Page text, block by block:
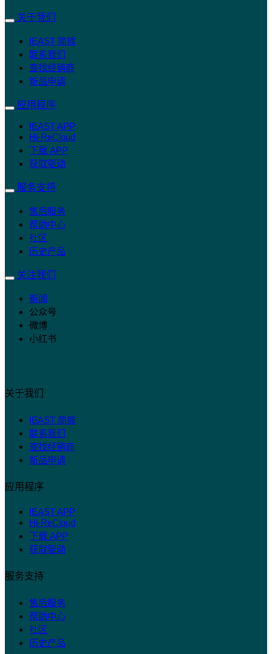
关于我们
IEAST 简族
联系我们
查找经销商
新品申请
应用程序
IEAST APP
Hi-ReCloud
下载 APP
获取驱动
服务支持
售后服务
帮助中心
社区
历史产品
关注我们
新闻
公众号
微博
小红书
关于我们
IEAST 简族
联系我们
查找经销商
新品申请
应用程序
IEAST APP
Hi-ReCloud
下载 APP
获取驱动
服务支持
售后服务
帮助中心
社区
历史产品